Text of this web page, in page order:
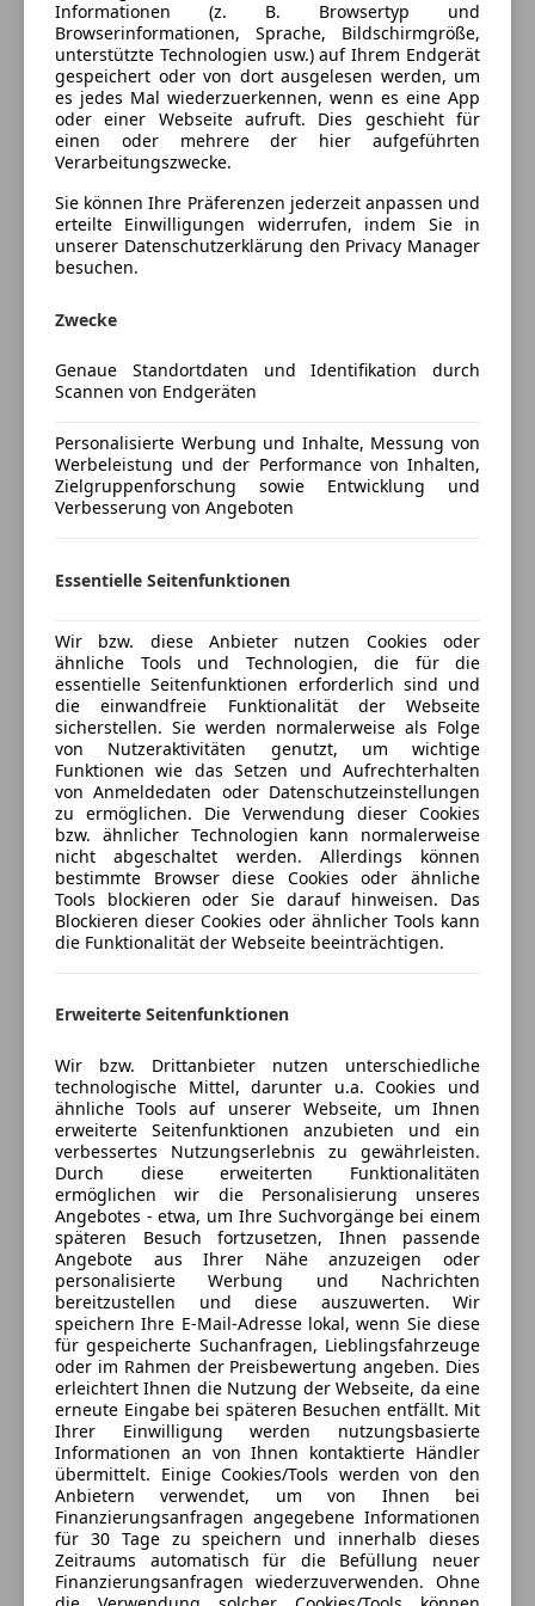
Komfort
Armlehne
Beheizbare Frontscheibe
Berganfahrassistent
Einparkhilfe Rückfahrkamera
Einparkhilfe selbstlenkendes System
Einparkhilfe Sensoren hinten
Elektrische Fensterheber
Elektrische Heckklappe
Elektrische Seitenspiegel
Klimaautomatik
Lederausstattung
Lederlenkrad
Luftfederung
Navigationssystem
Panoramadach
Regensensor
Schlüssellose Zentralverriegelung
Sitzheizung
Standheizung
Start/Stop-Automatik
teilb. Rücksitzbank
Tempomat
Unterhaltung/Media
Bluetooth
Freisprecheinrichtung
Induktionsladen für Smartphones
Radio
USB
Volldigitales Kombiinstrument
Sicherheit
ABS
Abstandstempomat
Abstandswarner
Alarmanlage
Beifahrerairbag
ESP
Fahrerairbag
Fernlichtassistent
Isofix
Kopfairbag
Kurvenlicht
LED-Scheinwerfer
Mehr anzeigen
Farbe und Innenausstattung
Außenfarbe
Schwarz
Lackierung
Metallic
Innenausstattung
Versicherungsschutz an Ihre Bedürfnisse
anpassen
Auto einfach online versichern & Rabatt holen
Jetzt berechnen
Verkäufer Händler
Autohaus Bathelt GmbH
Sternebewertung 4.5 von 5
4,5 Sterne
(100% Weiterempfehlungen)
Anbieter auf AutoScout24 seit 2012
Harald Heinisser
Alle Fahrzeuge des Anbieters
Anbieter kontaktieren
Deine Nachricht
Eintauschwagen: Kaufen und verkaufen in nur einem
Schritt
Informationen (z. B. Browsertyp und
Browserinformationen, Sprache, Bildschirmgröße,
unterstützte Technologien usw.) auf Ihrem Endgerät
gespeichert oder von dort ausgelesen werden, um
es jedes Mal wiederzuerkennen, wenn es eine App
oder einer Webseite aufruft. Dies geschieht für
einen oder mehrere der hier aufgeführten
Verarbeitungszwecke.
Sie können Ihre Präferenzen jederzeit anpassen und
erteilte Einwilligungen widerrufen, indem Sie in
unserer Datenschutzerklärung den Privacy Manager
besuchen.
Zwecke
Genaue Standortdaten und Identifikation durch
Scannen von Endgeräten
Personalisierte Werbung und Inhalte, Messung von
Werbeleistung und der Performance von Inhalten,
Zielgruppenforschung sowie Entwicklung und
Verbesserung von Angeboten
Essentielle Seitenfunktionen
Wir bzw. diese Anbieter nutzen Cookies oder
ähnliche Tools und Technologien, die für die
essentielle Seitenfunktionen erforderlich sind und
die einwandfreie Funktionalität der Webseite
sicherstellen. Sie werden normalerweise als Folge
von Nutzeraktivitäten genutzt, um wichtige
Funktionen wie das Setzen und Aufrechterhalten
von Anmeldedaten oder Datenschutzeinstellungen
zu ermöglichen. Die Verwendung dieser Cookies
bzw. ähnlicher Technologien kann normalerweise
nicht abgeschaltet werden. Allerdings können
bestimmte Browser diese Cookies oder ähnliche
Tools blockieren oder Sie darauf hinweisen. Das
Blockieren dieser Cookies oder ähnlicher Tools kann
die Funktionalität der Webseite beeinträchtigen.
Erweiterte Seitenfunktionen
Wir bzw. Drittanbieter nutzen unterschiedliche
technologische Mittel, darunter u.a. Cookies und
ähnliche Tools auf unserer Webseite, um Ihnen
erweiterte Seitenfunktionen anzubieten und ein
verbessertes Nutzungserlebnis zu gewährleisten.
Durch diese erweiterten Funktionalitäten
ermöglichen wir die Personalisierung unseres
Angebotes - etwa, um Ihre Suchvorgänge bei einem
späteren Besuch fortzusetzen, Ihnen passende
Angebote aus Ihrer Nähe anzuzeigen oder
personalisierte Werbung und Nachrichten
bereitzustellen und diese auszuwerten. Wir
speichern Ihre E-Mail-Adresse lokal, wenn Sie diese
für gespeicherte Suchanfragen, Lieblingsfahrzeuge
oder im Rahmen der Preisbewertung angeben. Dies
erleichtert Ihnen die Nutzung der Webseite, da eine
erneute Eingabe bei späteren Besuchen entfällt. Mit
Ihrer Einwilligung werden nutzungsbasierte
Informationen an von Ihnen kontaktierte Händler
übermittelt. Einige Cookies/Tools werden von den
Anbietern verwendet, um von Ihnen bei
Finanzierungsanfragen angegebene Informationen
für 30 Tage zu speichern und innerhalb dieses
Zeitraums automatisch für die Befüllung neuer
Finanzierungsanfragen wiederzuverwenden. Ohne